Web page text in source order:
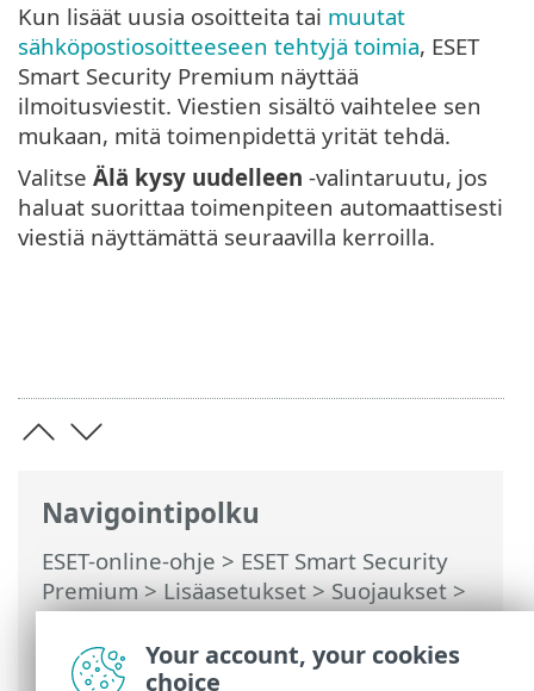
Navigointipolku
ESET-online-ohje > ESET Smart Security
Premium>Lisäasetukset>Suojaukset>
Sähköpostisovelluksen suojaus>
Osoitelistojen hallinta> Osoiteluettelot>
Osoitteiden käsittelyn tulos
Kun lisäät uusia osoitteita tai muutat
sähköpostiosoitteeseen tehtyjä toimia, ESET
Smart Security Premium näyttää
ilmoitusviestit. Viestien sisältö vaihtelee sen
mukaan, mitä toimenpidettä yrität tehdä.
Valitse Älä kysy uudelleen -valintaruutu, jos
haluat suorittaa toimenpiteen automaattisesti
viestiä näyttämättä seuraavilla kerroilla.
Your account, your cookies
choice